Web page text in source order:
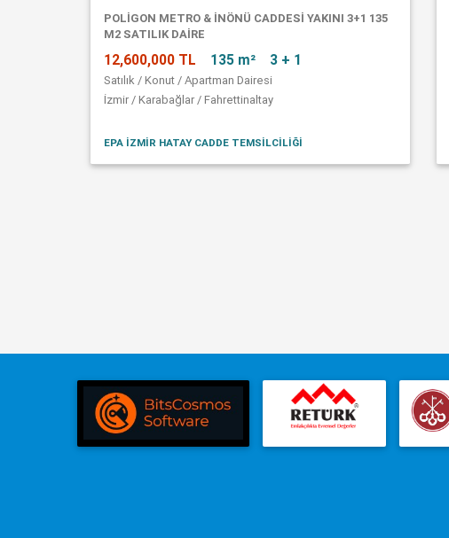
POLİGON METRO & İNÖNÜ CADDESİ YAKINI 3+1 135
M2 SATILIK DAİRE
12,600,000 TL 135 m² 3 + 1
Satılık / Konut / Apartman Dairesi
İzmir / Karabağlar / Fahrettinaltay
EPA İZMİR HATAY CADDE TEMSİLCİLİĞİ